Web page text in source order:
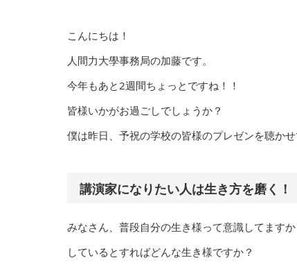
こんにちは！
人間力大學事務局の加藤です。
今年もあと2週間ちょっとですね！！
皆様いかがお過ごしでしょうか？
僕は昨日、予祝の学校の皆様のプレゼンを聴か
講演家になりたい人は生き方を磨く！
みなさん、普段自分の生き様って意識してますか
しているとすればどんな生き様ですか？